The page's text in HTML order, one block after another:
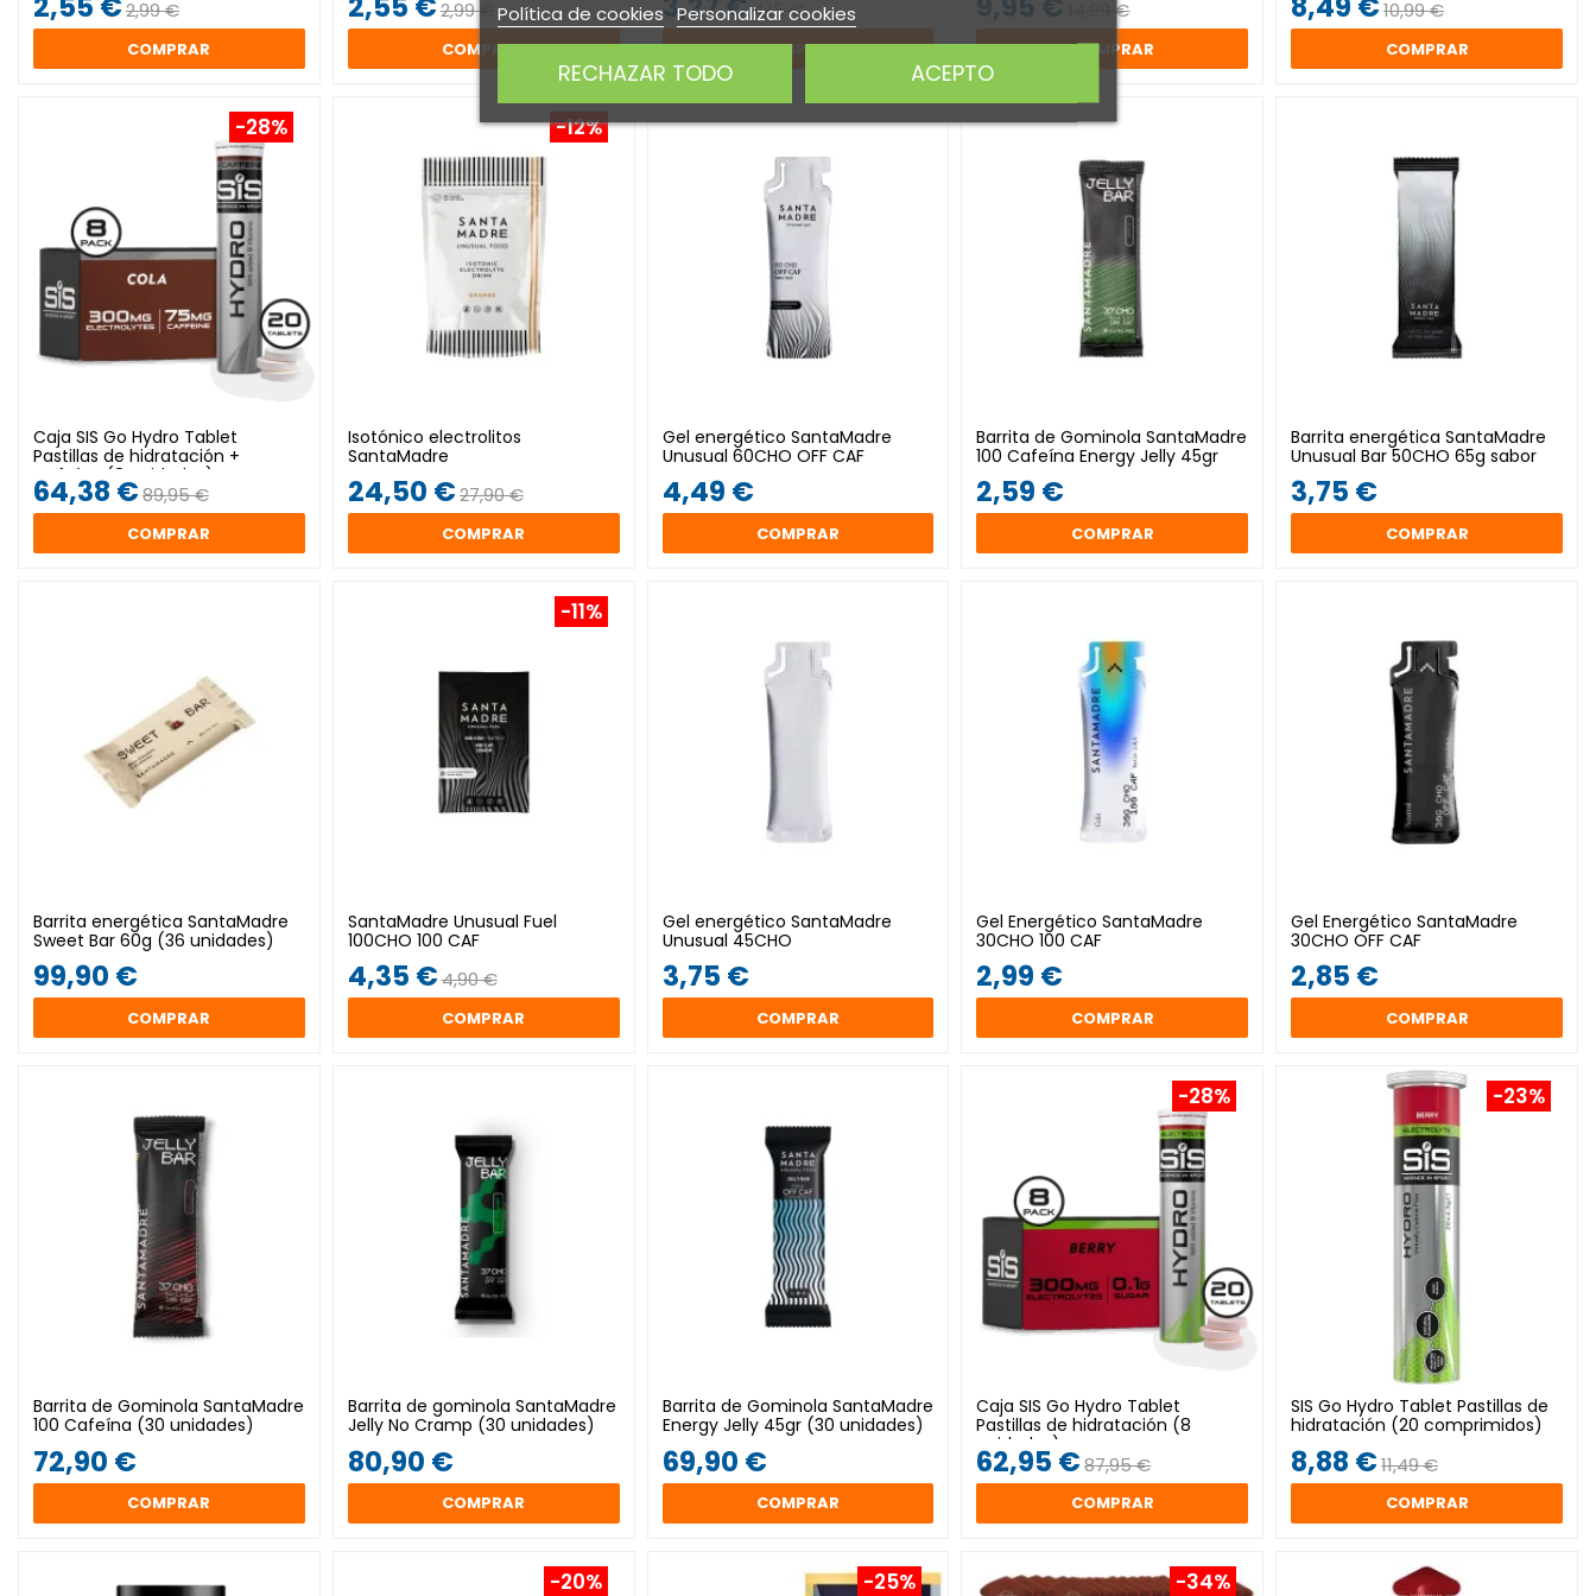
2,99 €
COMPRAR
2,99 €
COMPRAR
4,15 €
COMPRAR
14,99 €
COMPRAR
10,99 €
COMPRAR
-28%
Caja SIS Go Hydro Tablet
Pastillas de hidratación +
Cafeína (8 unidades)
64,38 €89,95 €
COMPRAR
-12%
Isotónico electrolitos
SantaMadre
24,50 €27,90 €
COMPRAR
Gel energético SantaMadre
Unusual 60CHO OFF CAF
4,49 €
COMPRAR
Barrita de Gominola SantaMadre
100 Cafeína Energy Jelly 45gr
2,59 €
COMPRAR
Barrita energética SantaMadre
Unusual Bar 50CHO 65g sabor
neutro
3,75 €
COMPRAR
Barrita energética SantaMadre
Sweet Bar 60g (36 unidades)
99,90 €
COMPRAR
-11%
SantaMadre Unusual Fuel
100CHO 100 CAF
4,35 €4,90 €
COMPRAR
Gel energético SantaMadre
Unusual 45CHO
3,75 €
COMPRAR
Gel Energético SantaMadre
30CHO 100 CAF
2,99 €
COMPRAR
Gel Energético SantaMadre
30CHO OFF CAF
2,85 €
COMPRAR
Barrita de Gominola SantaMadre
100 Cafeína (30 unidades)
72,90 €
COMPRAR
Barrita de gominola SantaMadre
Jelly No Cramp (30 unidades)
80,90 €
COMPRAR
Barrita de Gominola SantaMadre
Energy Jelly 45gr (30 unidades)
69,90 €
COMPRAR
-28%
Caja SIS Go Hydro Tablet
Pastillas de hidratación (8
unidades)
62,95 € 87,95 €
COMPRAR
-23%
SIS Go Hydro Tablet Pastillas de
hidratación (20 comprimidos)
8,88 €11,49 €
COMPRAR
-20% -25% -34%
Política de cookies Personalizar cookies
RECHAZAR TODO ACEPTO